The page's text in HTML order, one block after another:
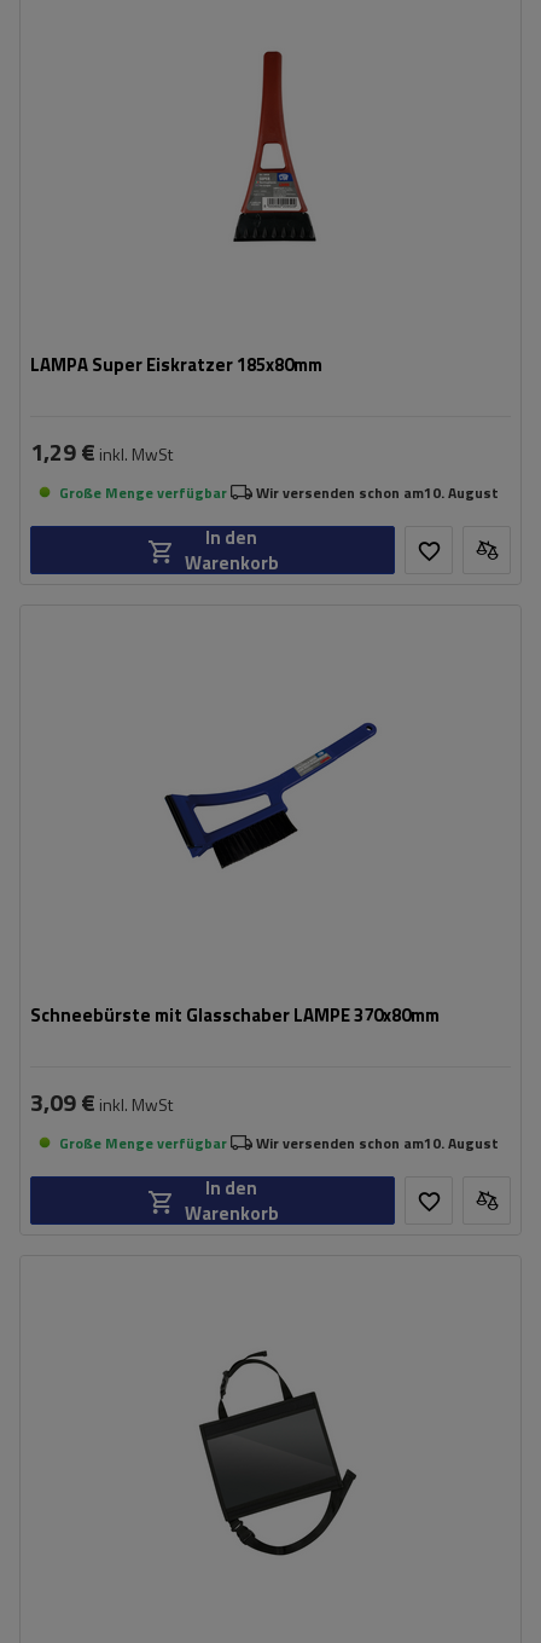
LAMPA Super Eiskratzer 185x80mm
1,29 € inkl. MwSt
Große Menge verfügbar Wir versenden schon am10. August
In den
Warenkorb
Schneebürste mit Glasschaber LAMPE 370x80mm
3,09 € inkl. MwSt
Große Menge verfügbar Wir versenden schon am10. August
In den
Warenkorb